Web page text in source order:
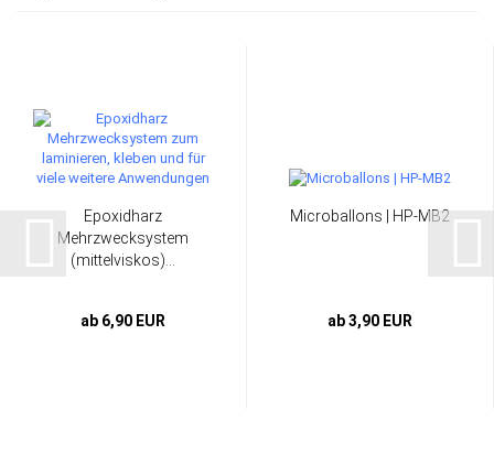
Epoxidharz
Mehrzwecksystem
(mittelviskos)...
ab 6,90 EUR
Microballons | HP-MB2
ab 3,90 EUR